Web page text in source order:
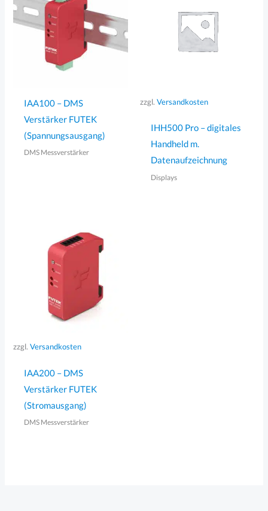
IAA100 – DMS
Verstärker FUTEK
(Spannungsausgang)
DMS Messverstärker
zzgl. Versandkosten
IHH500 Pro – digitales
Handheld m.
Datenaufzeichnung
Displays
zzgl.Versandkosten
IAA200 – DMS
Verstärker FUTEK
(Stromausgang)
DMS Messverstärker